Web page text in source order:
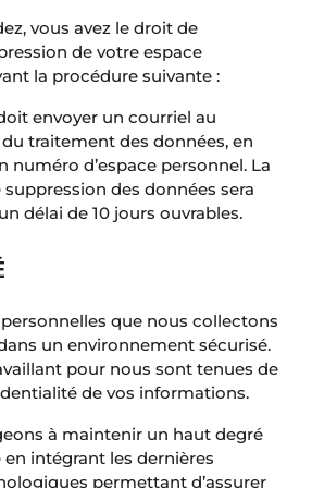
vous avez le droit de
de votre espace
la procédure suivante :
envoyer un courriel au
traitement des données, en
numéro d’espace personnel. La
des données sera
délai de 10 jours ouvrables.
que nous collectons
un environnement sécurisé.
pour nous sont tenues de
de vos informations.
à maintenir un haut degré
intégrant les dernières
permettant d’assurer